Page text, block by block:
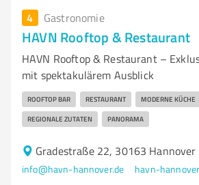
4 Gastronomie
HAVN Rooftop & Restaurant
HAVN Rooftop & Restaurant –
mit spektakulärem Ausblick
ROOFTOP BAR RESTAURANT MODERNE KÜCHE
REGIONALE ZUTATEN PANORAMA
Gradestraße 22, 30163 Hannover
info@havn-hannover.de havn-